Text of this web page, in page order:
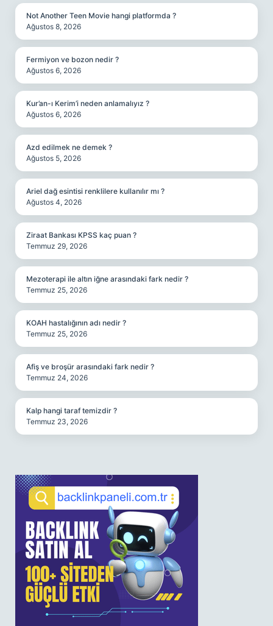
Not Another Teen Movie hangi platformda ?
Ağustos 8, 2026
Fermiyon ve bozon nedir ?
Ağustos 6, 2026
Kur’an-ı Kerim’i neden anlamalıyız ?
Ağustos 6, 2026
Azd edilmek ne demek ?
Ağustos 5, 2026
Ariel dağ esintisi renklilere kullanılır mı ?
Ağustos 4, 2026
Ziraat Bankası KPSS kaç puan ?
Temmuz 29, 2026
Mezoterapi ile altın iğne arasındaki fark nedir ?
Temmuz 25, 2026
KOAH hastalığının adı nedir ?
Temmuz 25, 2026
Afiş ve broşür arasındaki fark nedir ?
Temmuz 24, 2026
Kalp hangi taraf temizdir ?
Temmuz 23, 2026